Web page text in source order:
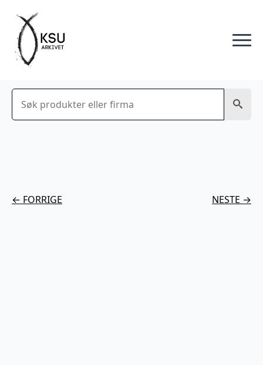
Søk
← FORRIGE NESTE →